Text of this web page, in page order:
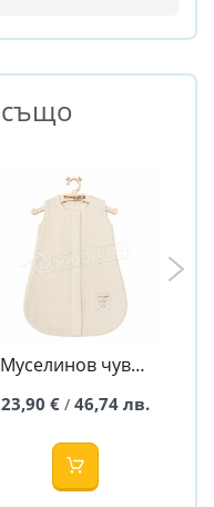
също
Муселинов чувал
Premium - бежов
23,90 €/ 46,74 лв.